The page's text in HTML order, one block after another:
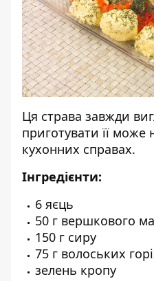
Ця страва завжди
приготувати її може
кухонних справах.
Інгредієнти:
6 яєць
50 г вершкового
150 г сиру
75 г волоських
зелень кропу